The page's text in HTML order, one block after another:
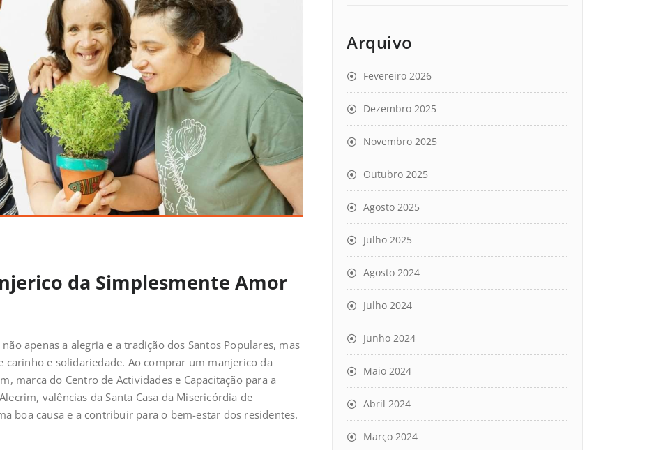
da Simplesmente Amor
não apenas a alegria e a tradição dos Santos Populares, mas
carinho e solidariedade. Ao comprar um manjerico da
marca do Centro de Actividades e Capacitação para a
valências da Santa Casa da Misericórdia de
boa causa e a contribuir para o bem-estar dos residentes.
Arquivo
Fevereiro 2026
Dezembro 2025
Novembro 2025
Outubro 2025
Agosto 2025
Julho 2025
Agosto 2024
Julho 2024
Junho 2024
Maio 2024
Abril 2024
Março 2024